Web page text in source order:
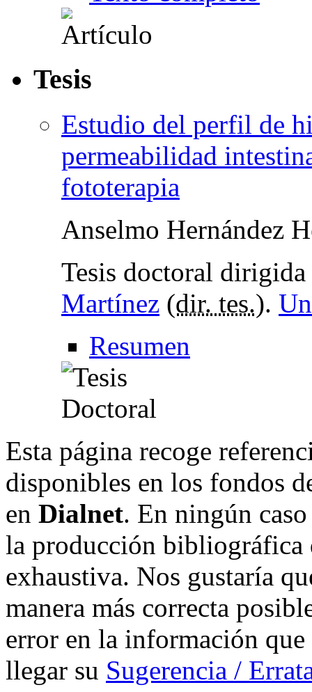
Tesis
Estudio del perfil de
permeabilidad
fototerapia
Anselmo Hernández
Tesis doctoral
Martínez (dir. tes.).
Resumen
Esta página recoge
disponibles en los fondos
en Dialnet. En ningún
la producción bibliográfica
exhaustiva. Nos gustaría
manera más correcta
error en la información
llegar su Sugerencia /